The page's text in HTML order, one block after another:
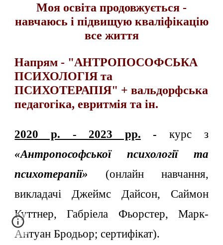
Моя освіта продовжується -
навчаюсь і підвищую кваліфікацію
все життя
Напрям - "АНТРОПОСОФСЬКА
ПСИХОЛОГІЯ та
ПСИХОТЕРАПІЯ" + вальдорфська
педагогіка, евритмія та ін.
2020 р. - 2023 рр. - курс з
«Антропософської психології та
психотерапії» (онлайн навчання,
викладачі Джеймс Дайсон, Саймон
Куттнер, Габріела Фьорстер, Марк-
Антуан Бродьор; сертифікат).